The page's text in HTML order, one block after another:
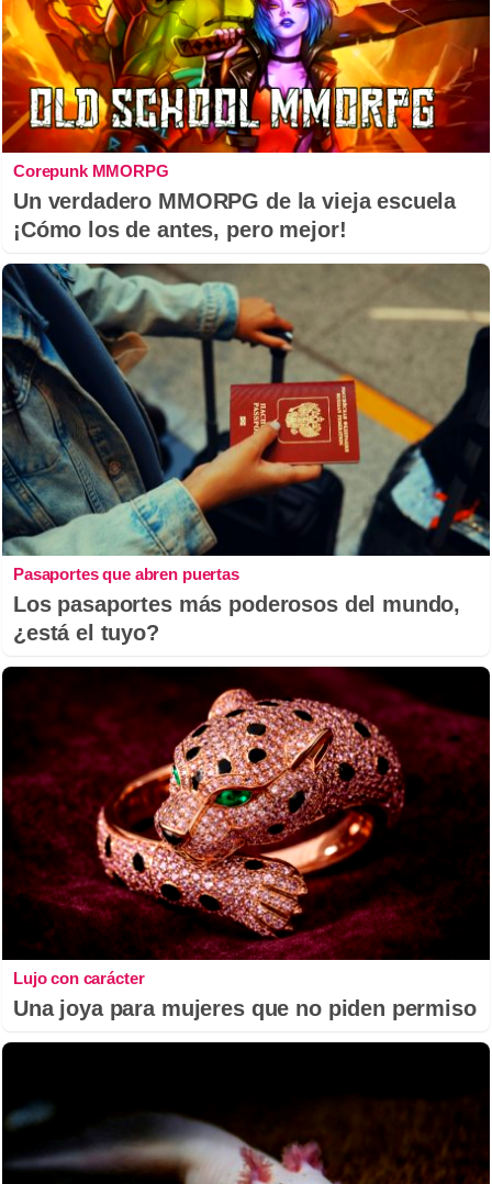
Corepunk MMORPG
Un verdadero MMORPG de la vieja escuela
¡Cómo los de antes, pero mejor!
Pasaportes que abren puertas
Los pasaportes más poderosos del mundo,
¿está el tuyo?
Lujo con carácter
Una joya para mujeres que no piden permiso